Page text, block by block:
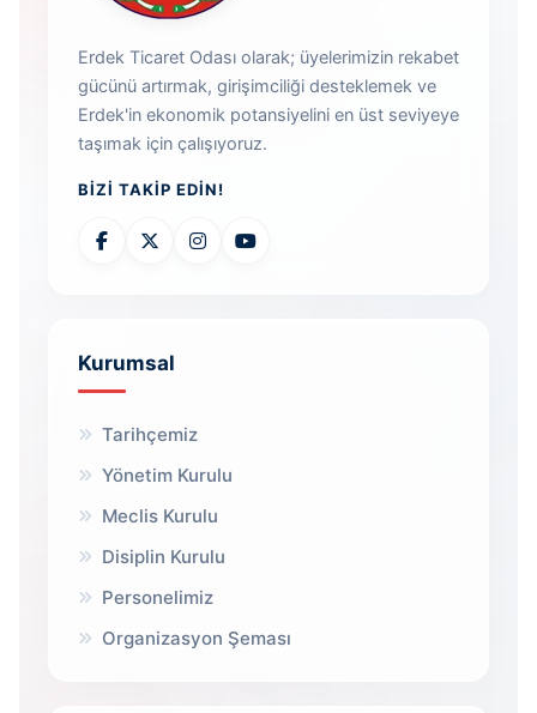
Erdek Ticaret Odası olarak; üyelerimizin rekabet
gücünü artırmak, girişimciliği desteklemek ve
Erdek'in ekonomik potansiyelini en üst seviyeye
taşımak için çalışıyoruz.
BIZI TAKIP EDIN!
Kurumsal
Tarihçemiz
Yönetim Kurulu
Meclis Kurulu
Disiplin Kurulu
Personelimiz
Organizasyon Şeması